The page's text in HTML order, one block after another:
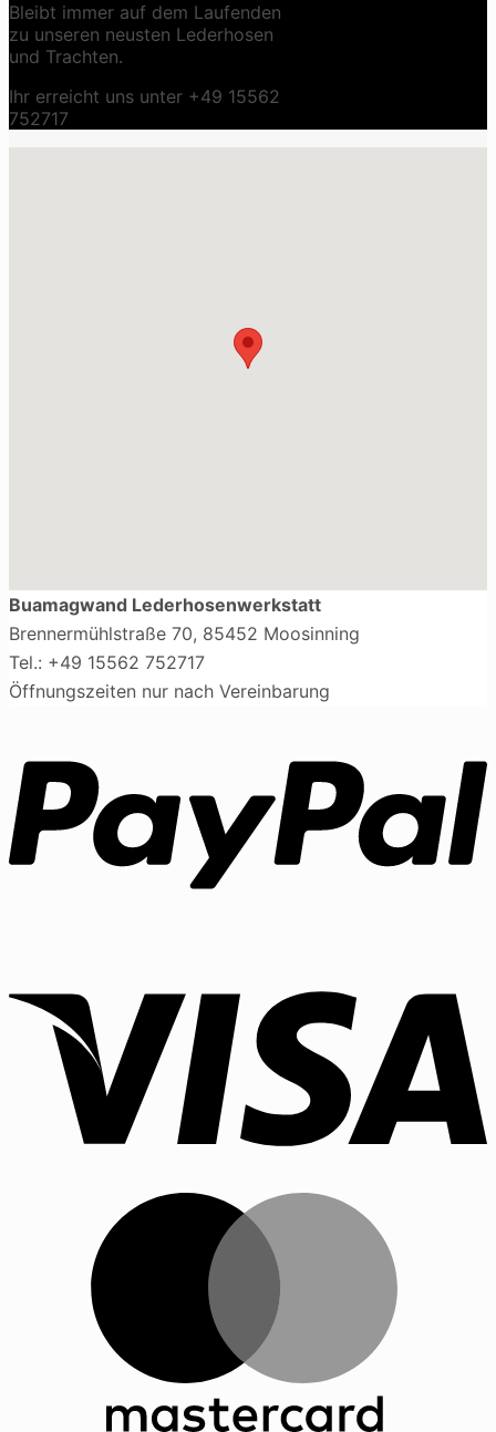
Bleibt immer auf dem Laufenden
zu unseren neusten Lederhosen
und Trachten.
Ihr erreicht uns unter +49 15562
752717
Buamagwand Lederhosenwerkstatt
Brennermühlstraße 70, 85452 Moosinning
Tel.: +49 15562 752717
Öffnungszeiten nur nach Vereinbarung